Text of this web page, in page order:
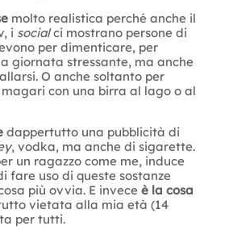
molto realistica perché anche il
i socialci mostrano persone di
per dimenticare, per
giornata stressante, ma anche
O anche soltanto per
con una birra al lago o al
dappertutto una pubblicità di
, vodka, ma anche di sigarette.
un ragazzo come me, induce
fare uso di queste sostanze
più ovvia. E invece è la cosa
vietata alla mia età (14
per tutti.